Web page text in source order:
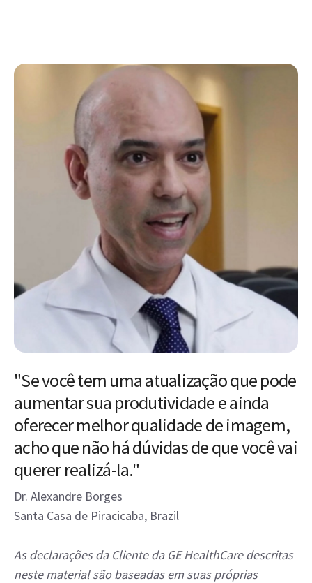
"Se você tem uma atualização que pode
aumentar sua produtividade e ainda
oferecer melhor qualidade de imagem,
acho que não há dúvidas de que você vai
querer realizá-la."
Dr. Alexandre Borges
Santa Casa de Piracicaba, Brazil
As declarações da Cliente da GE HealthCare descritas
neste material são baseadas em suas próprias